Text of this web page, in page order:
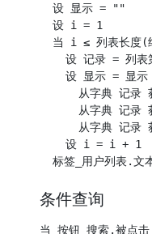
  设 显示 = ""
  设 i = 1
当 i ≤ 列表长度(
设 记录 = 列表
设 显示 = 显示
从字典 记录
从字典 记录
从字典 记录
    设 i = i + 1
条件查询
当 按钮_搜索.被点击